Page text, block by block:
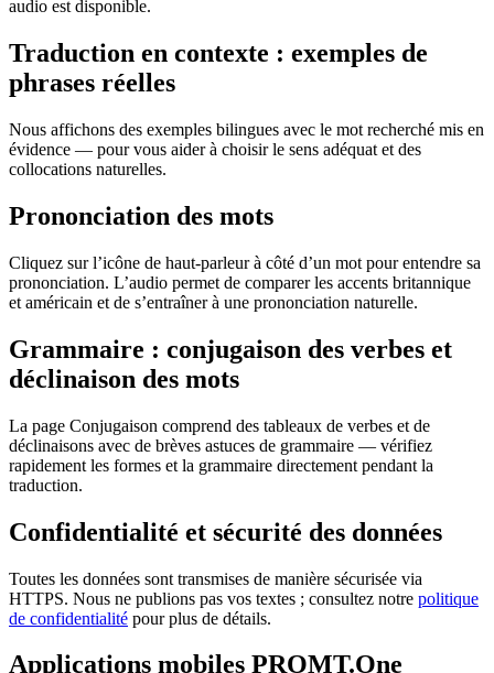
audio est disponible.
Traduction en contexte : exemples de
phrases réelles
Nous affichons des exemples bilingues avec le mot recherché mis en
évidence — pour vous aider à choisir le sens adéquat et des
collocations naturelles.
Prononciation des mots
Cliquez sur l’icône de haut-parleur à côté d’un mot pour entendre sa
prononciation. L’audio permet de comparer les accents britannique
et américain et de s’entraîner à une prononciation naturelle.
Grammaire : conjugaison des verbes et
déclinaison des mots
La page Conjugaison comprend des tableaux de verbes et de
déclinaisons avec de brèves astuces de grammaire — vérifiez
rapidement les formes et la grammaire directement pendant la
traduction.
Confidentialité et sécurité des données
Toutes les données sont transmises de manière sécurisée via
HTTPS. Nous ne publions pas vos textes ; consultez notre politique
de confidentialité pour plus de détails.
Applications mobiles PROMT.One